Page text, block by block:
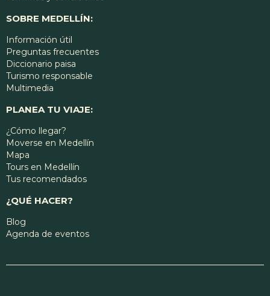
SOBRE MEDELLÍN:
Información útil
Preguntas frecuentes
Diccionario paisa
Turismo responsable
Multimedia
PLANEA TU VIAJE:
¿Cómo llegar?
Moverse en Medellín
Mapa
Tours en Medellín
Tus recomendados
¿QUÉ HACER?
Blog
Agenda de eventos